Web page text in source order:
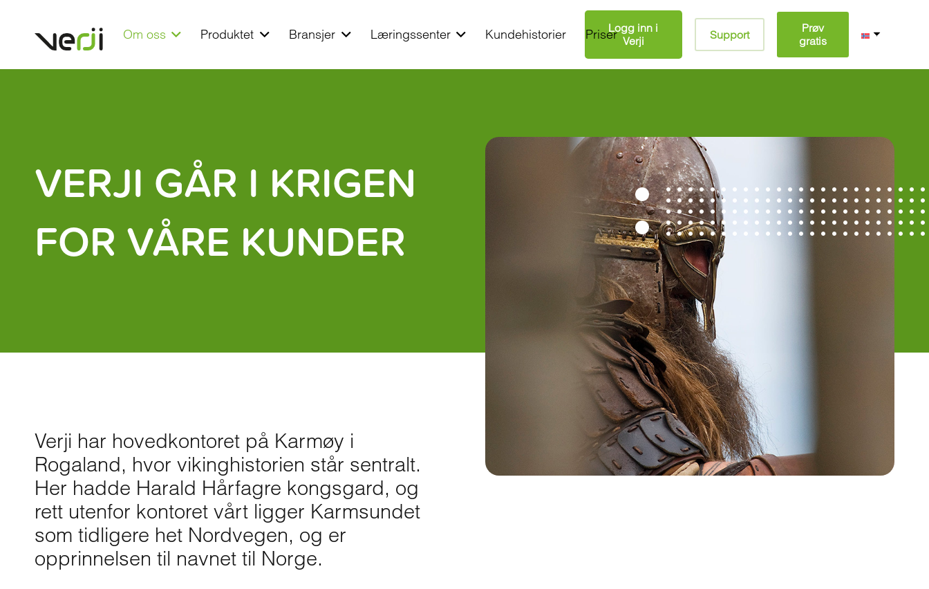
Om oss Produktet Bransjer Læringssenter Kundehistorier PriserLogg inn i
Verji
Support
Prøv
gratis
VERJI GÅR I KRIGEN
FOR VÅRE KUNDER
Verji har hovedkontoret på Karmøy i
Rogaland, hvor vikinghistorien står sentralt.
Her hadde Harald Hårfagre kongsgard, og
rett utenfor kontoret vårt ligger Karmsundet
som tidligere het Nordvegen, og er
opprinnelsen til navnet til Norge.